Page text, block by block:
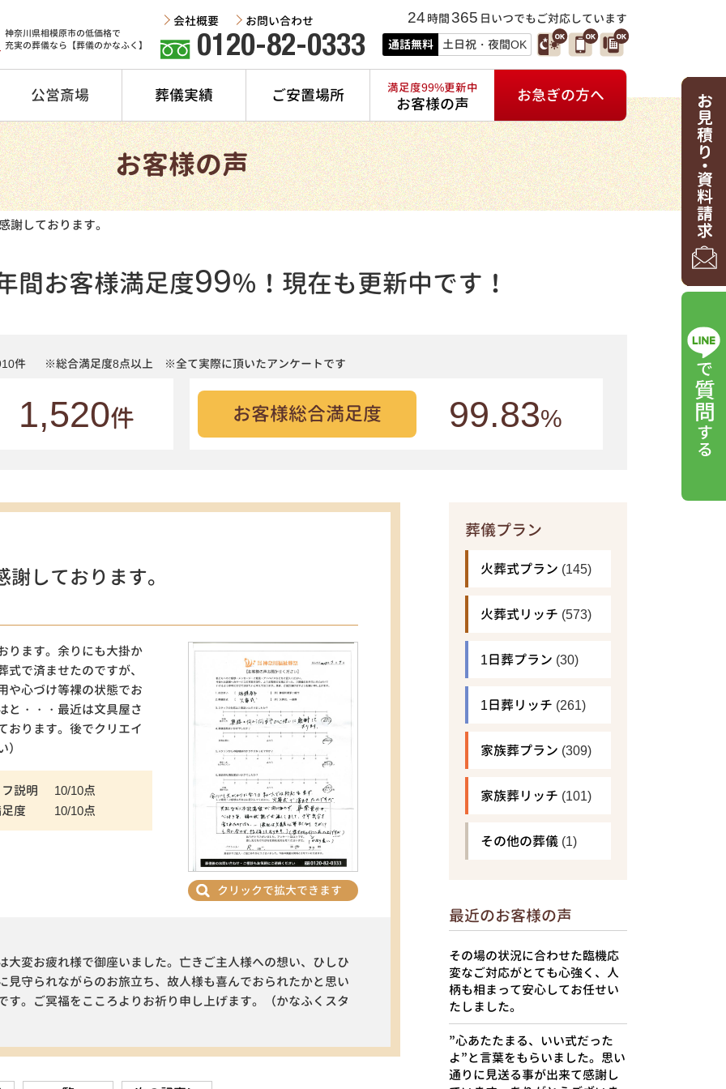
神奈川県相模原市の低価格で
充実の葬儀なら【葬儀のかなふく】
0120-82-0333
24 時間365 日いつでもご対応しています
通話無料 土日祝・夜間OK
会社概要 お問い合わせ
公営斎場 葬儀実績 ご安置場所 満足度99%更新中
お客様の声 お急ぎの方へ
お客様の声
謝しております。
間お客様満足度99％！ 現在も更新中です！
件 ※総合満足度8点以上 ※全て実際に頂いたアンケートです
1,520件 お客様総合満足度 99.83%
しております。
ります。余りにも大掛か
で済ませたのですが、
や心づけ等裸の状態でお
と・・・最近は文具屋さ
おります。後でクリエイ
説明
10/10点
度
10/10点
クリックで拡大できます
変お疲れ様で御座いました。亡きご主人様への想い、ひしひ
見守られながらのお旅立ち、故人様も喜んでおられたかと思い
。ご冥福をこころよりお祈り申し上げます。（かなふくスタ
葬儀プラン
火葬式プラン (145)
火葬式リッチ (573)
1日葬プラン (30)
1日葬リッチ (261)
家族葬プラン (309)
家族葬リッチ (101)
その他の葬儀 (1)
最近のお客様の声
その場の状況に合わせた臨機応
変なご対応がとても心強く、人
柄も相まって安心してお任せい
たしました。
”心あたたまる、いい式だった
よ”と言葉をもらいました。思い
通りに見送る事が出来て感謝し